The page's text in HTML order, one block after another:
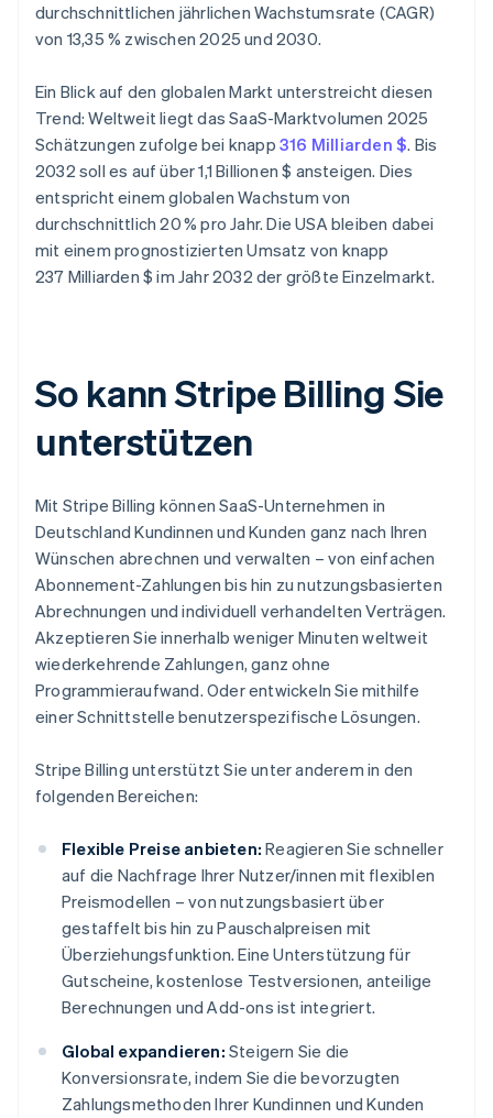
durchschnittlichen jährlichen Wachstumsrate (CAGR)
von 13,35 % zwischen 2025 und 2030.
Ein Blick auf den globalen Markt unterstreicht diesen
Trend: Weltweit liegt das SaaS-Marktvolumen 2025
Schätzungen zufolge bei knapp 316 Milliarden $. Bis
2032 soll es auf über 1,1 Billionen $ ansteigen. Dies
entspricht einem globalen Wachstum von
durchschnittlich 20 % pro Jahr. Die USA bleiben dabei
mit einem prognostizierten Umsatz von knapp
237 Milliarden $ im Jahr 2032 der größte Einzelmarkt.
So kann Stripe Billing Sie
unterstützen
Mit Stripe Billing können SaaS-Unternehmen in
Deutschland Kundinnen und Kunden ganz nach Ihren
Wünschen abrechnen und verwalten – von einfachen
Abonnement-Zahlungen bis hin zu nutzungsbasierten
Abrechnungen und individuell verhandelten Verträgen.
Akzeptieren Sie innerhalb weniger Minuten weltweit
wiederkehrende Zahlungen, ganz ohne
Programmieraufwand. Oder entwickeln Sie mithilfe
einer Schnittstelle benutzerspezifische Lösungen.
Stripe Billing unterstützt Sie unter anderem in den
folgenden Bereichen:
Flexible Preise anbieten: Reagieren Sie schneller
auf die Nachfrage Ihrer Nutzer/innen mit flexiblen
Preismodellen – von nutzungsbasiert über
gestaffelt bis hin zu Pauschalpreisen mit
Überziehungsfunktion. Eine Unterstützung für
Gutscheine, kostenlose Testversionen, anteilige
Berechnungen und Add-ons ist integriert.
Global expandieren: Steigern Sie die
Konversionsrate, indem Sie die bevorzugten
Zahlungsmethoden Ihrer Kundinnen und Kunden